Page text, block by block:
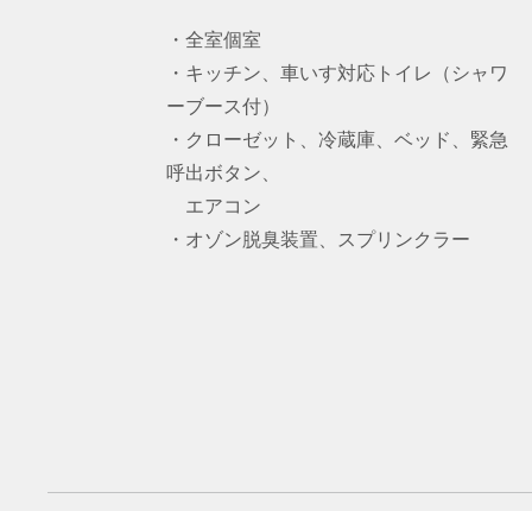
・全室個室
・キッチン、車いす対応トイレ（シャワ
ーブース付）
・クローゼット、冷蔵庫、ベッド、緊急
呼出ボタン、
エアコン
・オゾン脱臭装置、スプリンクラー